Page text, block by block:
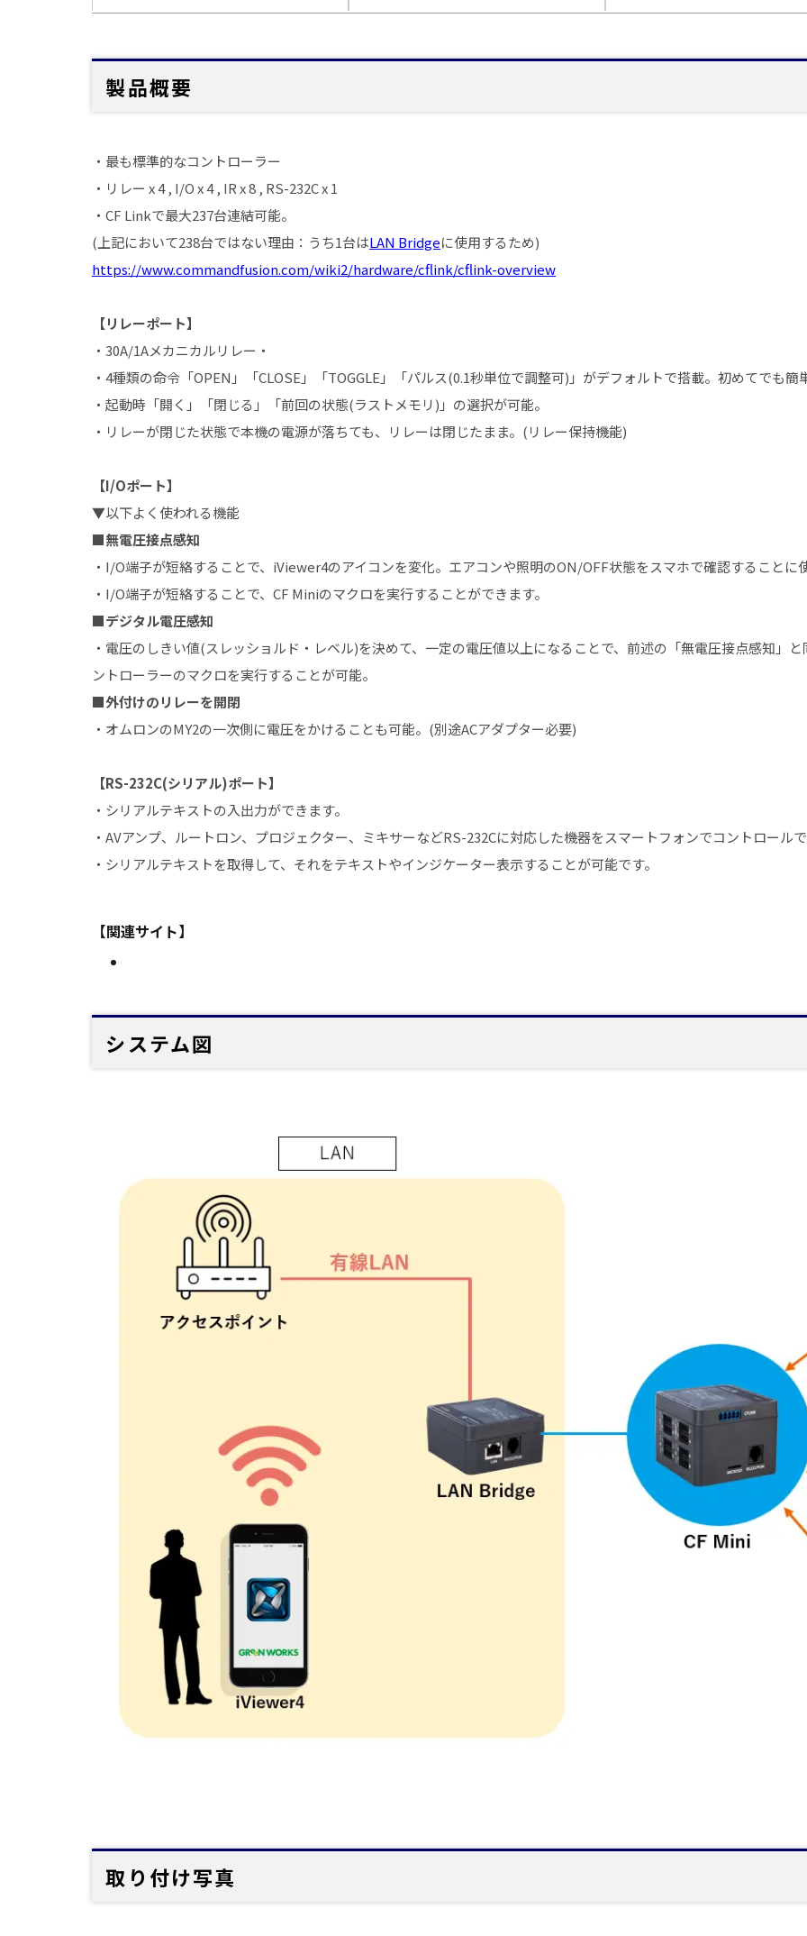
製品概要
・最も標準的なコントローラー
・リレー x 4 , I/O x 4 , IR x 8 , RS-232C x 1
・CF Linkで最大237台連結可能。
(上記において238台ではない理由：うち1台はLAN Bridgeに使用するため)
https://www.commandfusion.com/wiki2/hardware/cflink/cflink-overview
【リレーポート】
・30A/1Aメカニカルリレー・
・4種類の命令「OPEN」「CLOSE」「TOGGLE」「パルス(0.1秒単位で調整可)」がデフォルトで搭載。初めてでも簡
・起動時「開く」「閉じる」「前回の状態(ラストメモリ)」の選択が可能。
・リレーが閉じた状態で本機の電源が落ちても、リレーは閉じたまま。(リレー保持機能)
【I/Oポート】
▼以下よく使われる機能
■無電圧接点感知
・I/O端子が短絡することで、iViewer4のアイコンを変化。エアコンや照明のON/OFF状態をスマホで確認することに
・I/O端子が短絡することで、CF Miniのマクロを実行することができます。
■デジタル電圧感知
・電圧のしきい値(スレッショルド・レベル)を決めて、一定の電圧値以上になることで、前述の「無電圧接点感知」
ントローラーのマクロを実行することが可能。
■外付けのリレーを開閉
・オムロンのMY2の一次側に電圧をかけることも可能。(別途ACアダプター必要)
【RS-232C(シリアル)ポート】
・シリアルテキストの入出力ができます。
・AVアンプ、ルートロン、プロジェクター、ミキサーなどRS-232Cに対応した機器をスマートフォンでコントロールで
・シリアルテキストを取得して、それをテキストやインジケーター表示することが可能です。
【関連サイト】
システム図
取り付け写真